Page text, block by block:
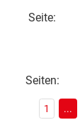
Seite:
Seiten:
1 ...